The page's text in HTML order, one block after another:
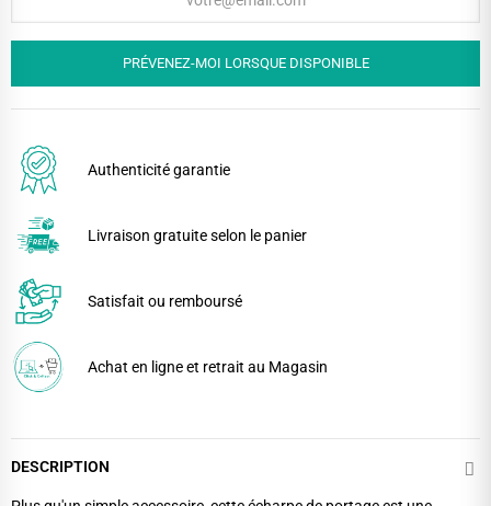
PRÉVENEZ-MOI LORSQUE DISPONIBLE
Authenticité garantie
Livraison gratuite selon le panier
Satisfait ou remboursé
Achat en ligne et retrait au Magasin
DESCRIPTION